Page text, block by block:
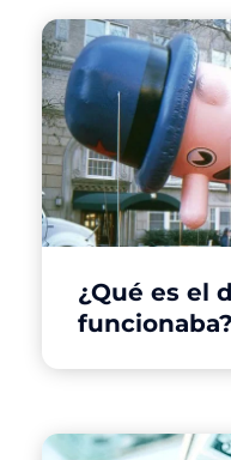
¿Qué es el
funcionaba?